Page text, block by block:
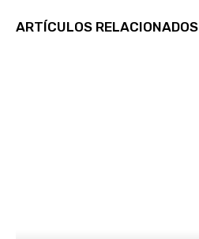
ARTÍCULOS RELACIONADOS